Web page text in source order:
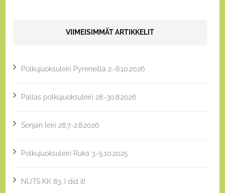
VIIMEISIMMÄT ARTIKKELIT
Polkujuoksuleiri Pyreneillä 2.-6.10.2026
Pallas polkujuoksuleiri 28.-30.8.2026
Senjan leiri 28.7.-2.8.2026
Polkujuoksuleiri Ruka 3.-5.10.2025
NUTS KK 83, I did it!